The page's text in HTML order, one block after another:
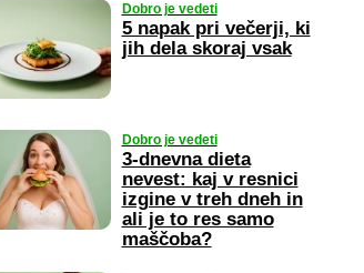
Dobro je vedeti
5 napak pri večerji, ki
jih dela skoraj vsak
Dobro je vedeti
3-dnevna dieta
nevest: kaj v resnici
izgine v treh dneh in
ali je to res samo
maščoba?